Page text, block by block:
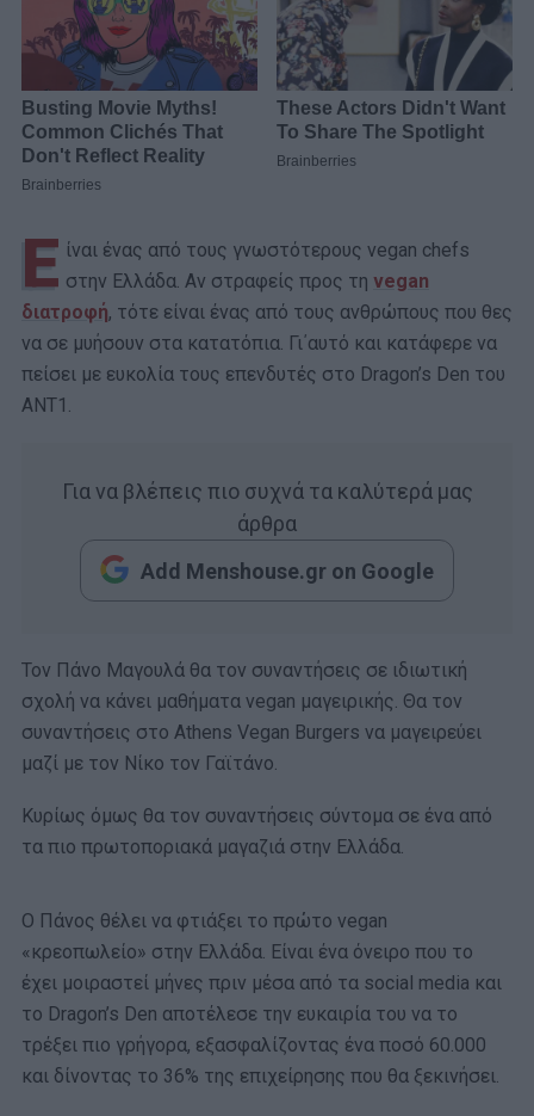
Ε ίναι ένας από τους γνωστότερους vegan chefs
στην Ελλάδα. Αν στραφείς προς τη vegan
διατροφή, τότε είναι ένας από τους ανθρώπους που θες
να σε μυήσουν στα κατατόπια. Γι΄αυτό και κατάφερε να
πείσει με ευκολία τους επενδυτές στο Dragon’s Den του
ΑΝΤ1.
Για να βλέπεις πιο συχνά τα καλύτερά μας
άρθρα
Add Menshouse.gr on Google
Τον Πάνο Μαγουλά θα τον συναντήσεις σε ιδιωτική
σχολή να κάνει μαθήματα vegan μαγειρικής. Θα τον
συναντήσεις στο Athens Vegan Burgers να μαγειρεύει
μαζί με τον Νίκο τον Γαϊτάνο.
Κυρίως όμως θα τον συναντήσεις σύντομα σε ένα από
τα πιο πρωτοποριακά μαγαζιά στην Ελλάδα.
Ο Πάνος θέλει να φτιάξει το πρώτο vegan
«κρεοπωλείο» στην Ελλάδα. Είναι ένα όνειρο που το
έχει μοιραστεί μήνες πριν μέσα από τα social media και
το Dragon’s Den αποτέλεσε την ευκαιρία του να το
τρέξει πιο γρήγορα, εξασφαλίζοντας ένα ποσό 60.000
και δίνοντας το 36% της επιχείρησης που θα ξεκινήσει.